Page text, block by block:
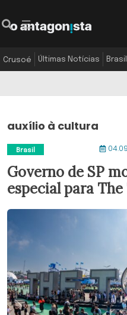
Crusoé Últimas Notícias Brasil
auxílio à cultura
Brasil
Governo de SP
especial para